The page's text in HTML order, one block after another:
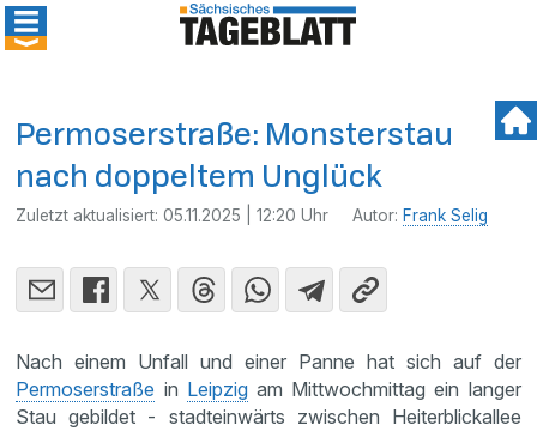
Permoserstraße: Monsterstau
nach doppeltem Unglück
Zuletzt aktualisiert:05.11.2025 | 12:20 Uhr Autor: Frank Selig
Nach einem Unfall und einer Panne hat sich auf der
Permoserstraße in Leipzigam Mittwochmittag ein langer
Stau gebildet - stadteinwärts zwischen Heiterblickallee